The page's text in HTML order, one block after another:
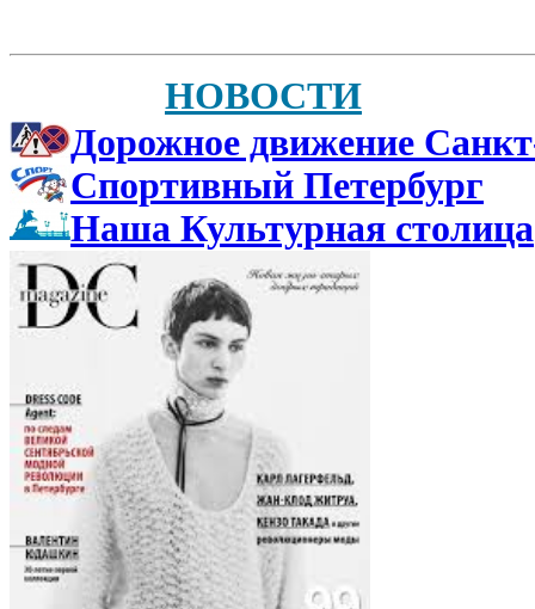
НОВОСТИ
Дорожное движение
Спортивный Петербург
Наша Культурная столица